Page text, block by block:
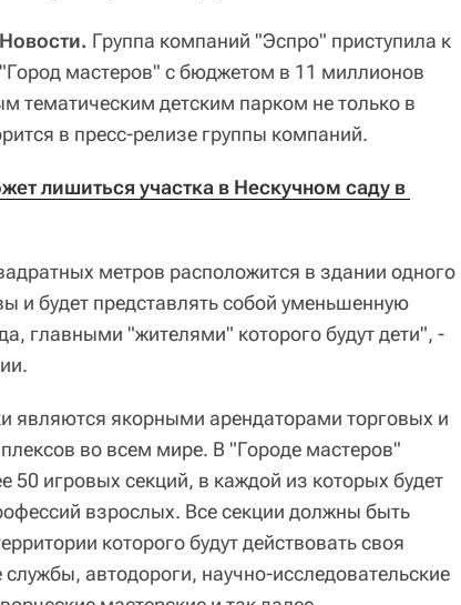
Группа компаний "Эспро" приступила к
мастеров" с бюджетом в 11 миллионов
тематическим детским парком не только в
в пресс-релизе группы компаний.
лишиться участка в Нескучном саду в
метров расположится в здании одного
и будет представлять собой уменьшенную
главными "жителями" которого будут дети", -
являются якорными арендаторами торговых и
во всем мире. В "Городе мастеров"
50 игровых секций, в каждой из которых будет
взрослых. Все секции должны быть
которого будут действовать своя
автодороги, научно-исследовательские